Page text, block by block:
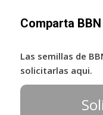
Comparta
Las semillas de
solicitarlas aqui.